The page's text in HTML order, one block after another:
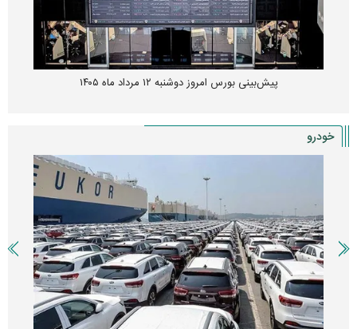
پیش‌بینی بورس امروز دوشنبه ۱۲ مرداد ماه ۱۴۰۵
خودرو